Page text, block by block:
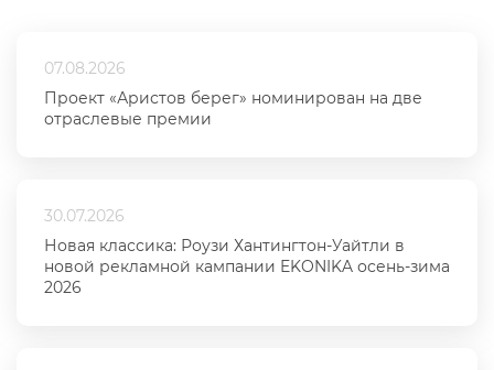
07.08.2026
Проект «Аристов берег» номинирован на две
отраслевые премии
30.07.2026
Новая классика: Роузи Хантингтон-Уайтли в
новой рекламной кампании EKONIKA осень-зима
2026